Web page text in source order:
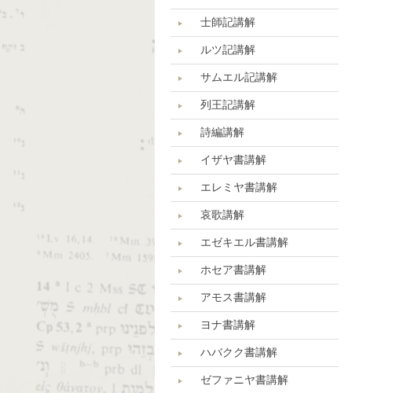
士師記講解
ルツ記講解
サムエル記講解
列王記講解
詩編講解
イザヤ書講解
エレミヤ書講解
哀歌講解
エゼキエル書講解
ホセア書講解
アモス書講解
ヨナ書講解
ハバクク書講解
ゼファニヤ書講解